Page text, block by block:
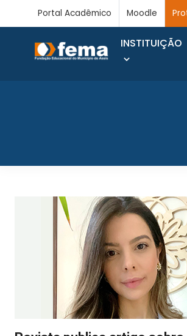
Portal Acadêmico Moodle
INSTITUIÇÃO